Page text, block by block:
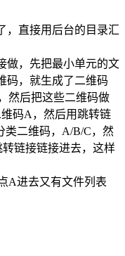
，直接用后台的目录汇
做，先把最小单元的文
码，就生成了二维码
然后把这些二维码做
码A，然后用跳转链
类二维码，A/B/C，然
链接链接进去，这样
A进去又有文件列表